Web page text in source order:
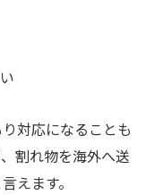
対応になることも
割れ物を海外へ送
えます。